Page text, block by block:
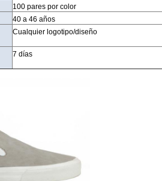
100 pares por color
40 a 46 años
Cualquier logotipo/diseño
7 días